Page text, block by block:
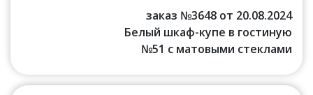
заказ №3648 от 20.08.2024
Белый шкаф-купе в гостиную
№51 с матовыми стеклами